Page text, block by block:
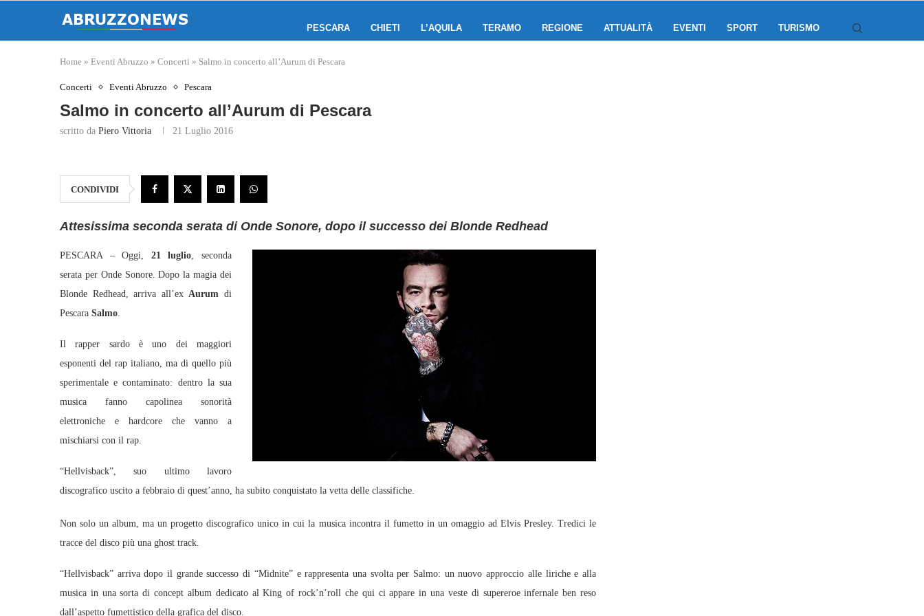
PESCARA CHIETI L’AQUILA TERAMO REGIONE ATTUALITÀ EVENTI SPORT TURISMO
Home » Eventi Abruzzo » Concerti » Salmo in concerto all’Aurum di Pescara
Concerti Eventi Abruzzo Pescara
Salmo in concerto all’Aurum di Pescara
scritto da Piero Vittoria 21 Luglio 2016
CONDIVIDI
Attesissima seconda serata di Onde Sonore, dopo il successo dei Blonde Redhead
PESCARA – Oggi, 21 luglio, seconda
serata per Onde Sonore. Dopo la magia dei
Blonde Redhead, arriva all’exAurum di
Pescara Salmo.
Il rapper sardo è uno dei maggiori
esponenti del rap italiano, ma di quello più
sperimentale e contaminato: dentro la sua
musica fanno capolinea sonorità
elettroniche e hardcore che vanno a
mischiarsi con il rap.
“Hellvisback”, suo ultimo lavoro
discografico uscito a febbraio di quest’anno, ha subito conquistato la vetta delle classifiche.
Non solo un album, ma un progetto discografico unico in cui la musica incontra il fumetto in un omaggio ad Elvis Presley. Tredici le
tracce del disco più una ghost track.
“Hellvisback” arriva dopo il grande successo di “Midnite” e rappresenta una svolta per Salmo: un nuovo approccio alle liriche e alla
musica in una sorta di concept album dedicato al King of rock’n’roll che qui ci appare in una veste di supereroe infernale ben reso
dall’aspetto fumettistico della grafica del disco.